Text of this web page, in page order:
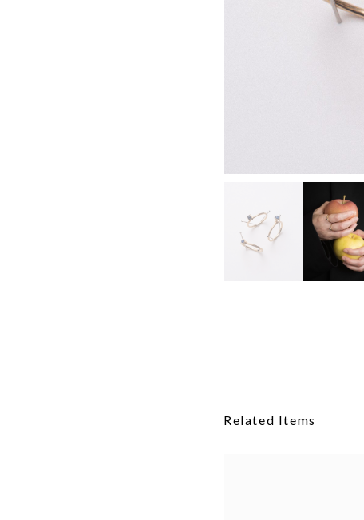
Related Items